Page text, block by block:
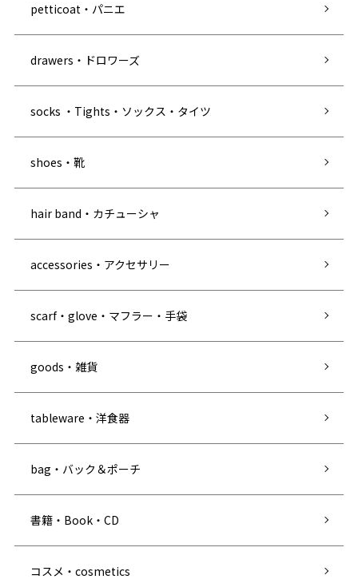
petticoat・パニエ
drawers・ドロワーズ
socks ・Tights・ソックス・タイツ
shoes・靴
hair band・カチューシャ
accessories・アクセサリー
scarf・glove・マフラー・手袋
goods・雑貨
tableware・洋食器
bag・バック＆ポーチ
書籍・Book・CD
コスメ・cosmetics